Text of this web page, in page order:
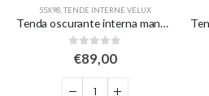
, VELUX DIMENSIONI
55X98 TENDE INTERNE VELUX
Tenda oscurante interna manuale a rullo – blu scuro
Su 5
€89,00